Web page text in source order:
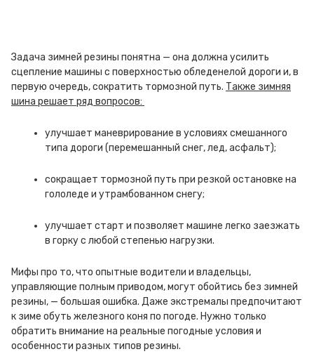
Задача зимней резины понятна — она должна усилить
сцепление машины с поверхностью обледенелой дороги и, в
первую очередь, сократить тормозной путь. Также зимняя
шина решает ряд вопросов:
улучшает маневрирование в условиях смешанного
типа дороги (перемешанный снег, лед, асфальт);
сокращает тормозной путь при резкой остановке на
гололеде и утрамбованном снегу;
улучшает старт и позволяет машине легко заезжать
в горку с любой степенью нагрузки.
Мифы про то, что опытные водители и владельцы,
управляющие полным приводом, могут обойтись без зимней
резины, — большая ошибка. Даже экстремалы предпочитают
к зиме обуть железного коня по погоде. Нужно только
обратить внимание на реальные погодные условия и
особенности разных типов резины.